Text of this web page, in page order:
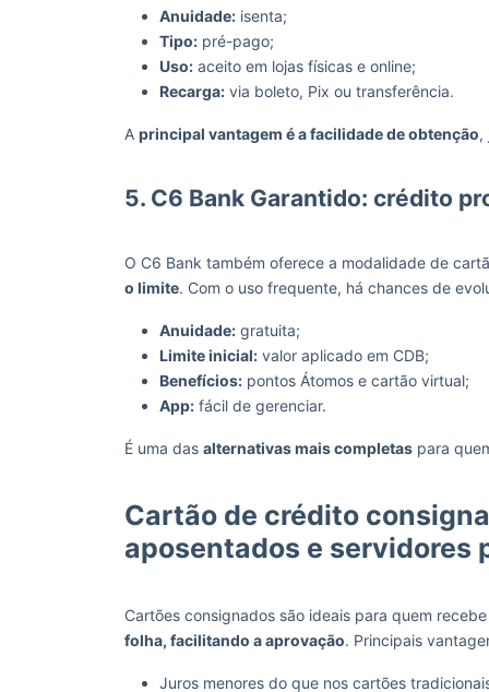
Anuidade: isenta;
Tipo: pré-pago;
Uso: aceito em lojas físicas e online;
Recarga: via boleto, Pix ou transferência.
A principal vantagem é a facilidade de obtenção,
5. C6 Bank Garantido: crédito
O C6 Bank também oferece a modalidade de
o limite. Com o uso frequente, há chances de
Anuidade: gratuita;
Limite inicial: valor aplicado em CDB;
Benefícios: pontos Átomos e cartão virtual;
App: fácil de gerenciar.
É uma das alternativas mais completas para
Cartão de crédito
aposentados e servidores
Cartões consignados são ideais para quem
folha, facilitando a aprovação. Principais
Juros menores do que nos cartões